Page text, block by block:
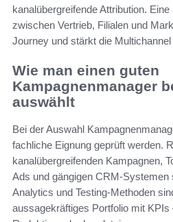
kanalübergreifende Attribution.
zwischen Vertrieb, Filialen und
Journey und stärkt die Multichannel
Wie man einen guten
Kampagnenmanager
auswählt
Bei der Auswahl
fachliche Eignung geprüft werden.
kanalübergreifenden Kampagnen,
Ads und gängigen CRM-Systemen
Analytics und Testing-Methoden
aussagekräftiges Portfolio mit